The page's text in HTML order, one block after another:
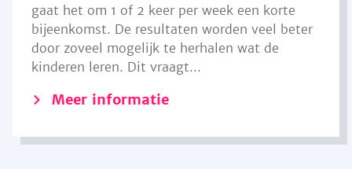
gaat het om 1 of 2 keer per week een korte
bijeenkomst. De resultaten worden veel beter
door zoveel mogelijk te herhalen wat de
kinderen leren. Dit vraagt...
Meer informatie